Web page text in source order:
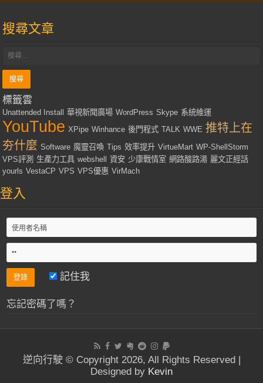
搜尋文章
標籤雲
Unattended Install 華視新聞廣場 WordPress Skype 系統維運
YouTube XPipe Winhance 後門程式 TALK WWE 推特上在
夯什麼 Software 魔靈召喚 Tips 效率提升 VirtueMart WP-ShellStorm
VPS評測 生產力工具 webshell 資安 少康戰情室 網路酸路湯 麗文正經話
yourls VestaCP VPS VPS優惠 VirMach
登入
記住我
忘記密碼了嗎？
逆向行駛 © Copyright 2026, All Rights Reserved |
Designed by Kevin